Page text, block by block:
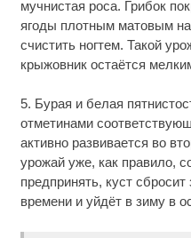
мучнистая роса. Грибок
ягоды плотным матовым
счистить ногтем. Такой
крыжовник остаётся
5. Бурая и белая
отметинами
активно развивается во
урожай уже, как правило,
предпринять, куст
времени и уйдёт в зиму в